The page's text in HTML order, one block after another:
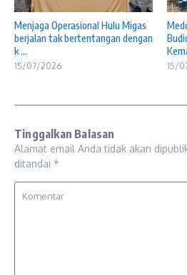
Menjaga Operasional Hulu Migas
berjalan tak bertentangan dengan
k ...
15/07/2026 15/
Tinggalkan Balasan
Alamat email Anda tidak akan
ditandai *